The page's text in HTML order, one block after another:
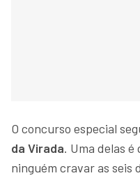
O concurso especial
da Virada. Uma delas é
ninguém cravar as seis